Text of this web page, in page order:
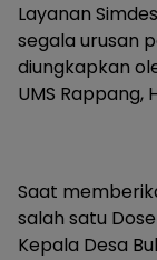
Layanan
segala urusan
diungkapkan
UMS Rappang,
Saat
salah satu
Kepala Desa